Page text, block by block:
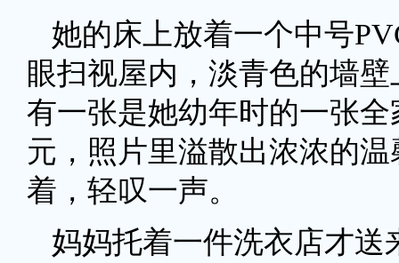
她的床上放着一个中号
眼扫视屋内，淡青色的墙
有一张是她幼年时的一张
元，照片里溢散出浓浓的
着，轻叹一声。
妈妈托着一件洗衣店才